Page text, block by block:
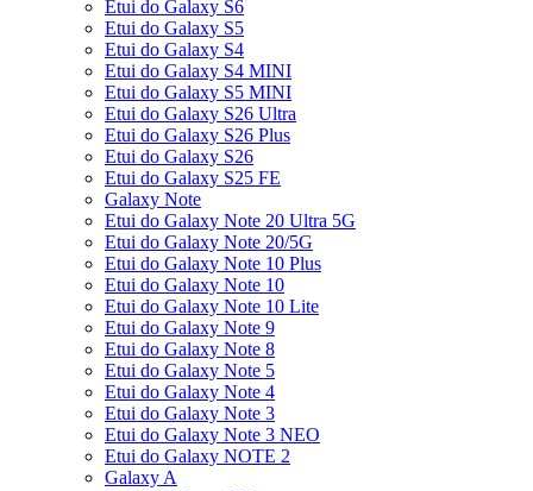
Etui do Galaxy S6
Etui do Galaxy S5
Etui do Galaxy S4
Etui do Galaxy S4 MINI
Etui do Galaxy S5 MINI
Etui do Galaxy S26 Ultra
Etui do Galaxy S26 Plus
Etui do Galaxy S26
Etui do Galaxy S25 FE
Galaxy Note
Etui do Galaxy Note 20 Ultra 5G
Etui do Galaxy Note 20/5G
Etui do Galaxy Note 10 Plus
Etui do Galaxy Note 10
Etui do Galaxy Note 10 Lite
Etui do Galaxy Note 9
Etui do Galaxy Note 8
Etui do Galaxy Note 5
Etui do Galaxy Note 4
Etui do Galaxy Note 3
Etui do Galaxy Note 3 NEO
Etui do Galaxy NOTE 2
Galaxy A